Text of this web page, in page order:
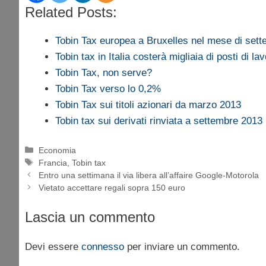
Related Posts:
Tobin Tax europea a Bruxelles nel mese di
Tobin tax in Italia costerà migliaia di posti di
Tobin Tax, non serve?
Tobin Tax verso lo 0,2%
Tobin Tax sui titoli azionari da marzo 2013
Tobin tax sui derivati rinviata a settembre 2013
Categorie
Economia
Tag
Francia ,Tobin tax
Entro una settimana il via libera all’affaire Google-Motorola
Vietato accettare regali sopra 150 euro
Lascia un commento
Devi essere connesso per inviare un commento.